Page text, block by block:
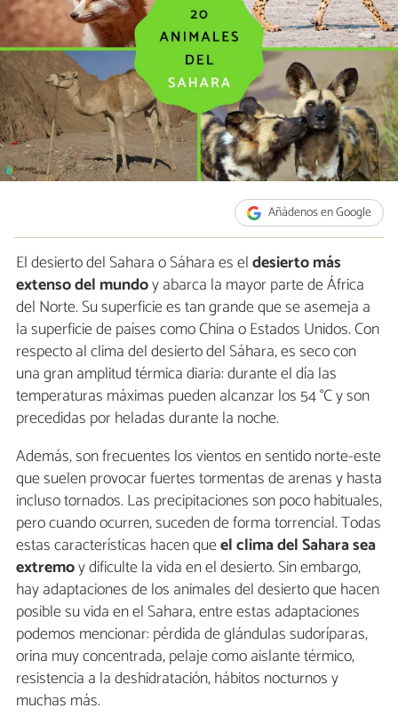
Añádenos en Google
El desierto del Sahara o Sáhara es eldesierto más
extenso del mundoy abarca la mayor parte de África
del Norte. Su superficie es tan grande que se asemeja a
la superficie de países como China o Estados Unidos. Con
respecto al clima del desierto del Sáhara, es seco con
una gran amplitud térmica diaria: durante el día las
temperaturas máximas pueden alcanzar los 54 °C y son
precedidas por heladas durante la noche.
Además, son frecuentes los vientos en sentido norte-este
que suelen provocar fuertes tormentas de arenas y hasta
incluso tornados. Las precipitaciones son poco habituales,
pero cuando ocurren, suceden de forma torrencial. Todas
estas características hacen queel clima del Sahara sea
extremoy dificulte la vida en el desierto. Sin embargo,
hay adaptaciones de los animales del desierto que hacen
posible su vida en el Sahara, entre estas adaptaciones
podemos mencionar: pérdida de glándulas sudoríparas,
orina muy concentrada, pelaje como aislante térmico,
resistencia a la deshidratación, hábitos nocturnos y
muchas más.